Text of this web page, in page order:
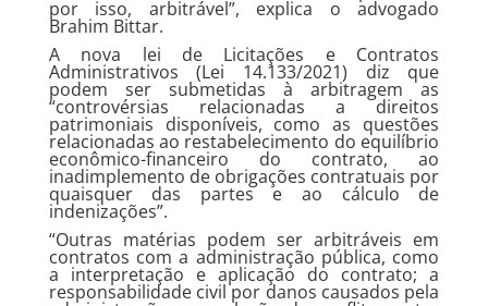
por isso, arbitrável”, explica o advogado
Brahim Bittar.
A nova lei de Licitações e Contratos
Administrativos (Lei 14.133/2021) diz que
podem ser submetidas à arbitragem as
“controvérsias relacionadas a direitos
patrimoniais disponíveis, como as questões
relacionadas ao restabelecimento do equilíbrio
econômico-financeiro do contrato, ao
inadimplemento de obrigações contratuais por
quaisquer das partes e ao cálculo de
indenizações”.
“Outras matérias podem ser arbitráveis em
contratos com a administração pública, como
a interpretação e aplicação do contrato; a
responsabilidade civil por danos causados pela